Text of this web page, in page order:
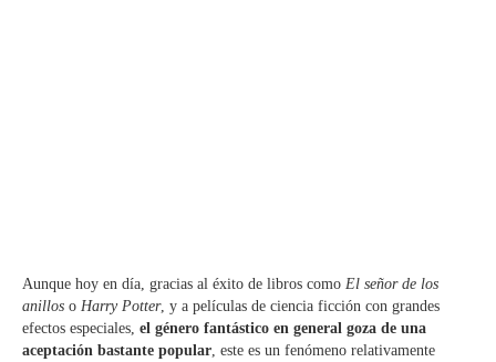
Aunque hoy en día, gracias al éxito de libros como El señor de los
anillos o Harry Potter, y a películas de ciencia ficción con grandes
efectos especiales, el género fantástico en general goza de una
aceptación bastante popular, este es un fenómeno relativamente